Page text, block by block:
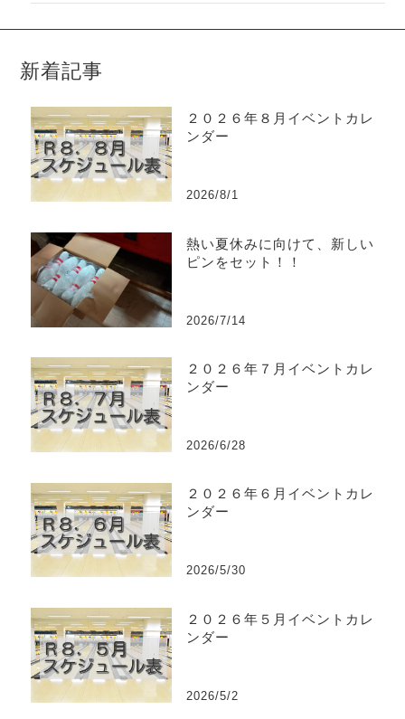
新着記事
２０２６年８月イベントカレ
ンダー
2026/8/1
熱い夏休みに向けて、新しい
ピンをセット！！
2026/7/14
２０２６年７月イベントカレ
ンダー
2026/6/28
２０２６年６月イベントカレ
ンダー
2026/5/30
２０２６年５月イベントカレ
ンダー
2026/5/2